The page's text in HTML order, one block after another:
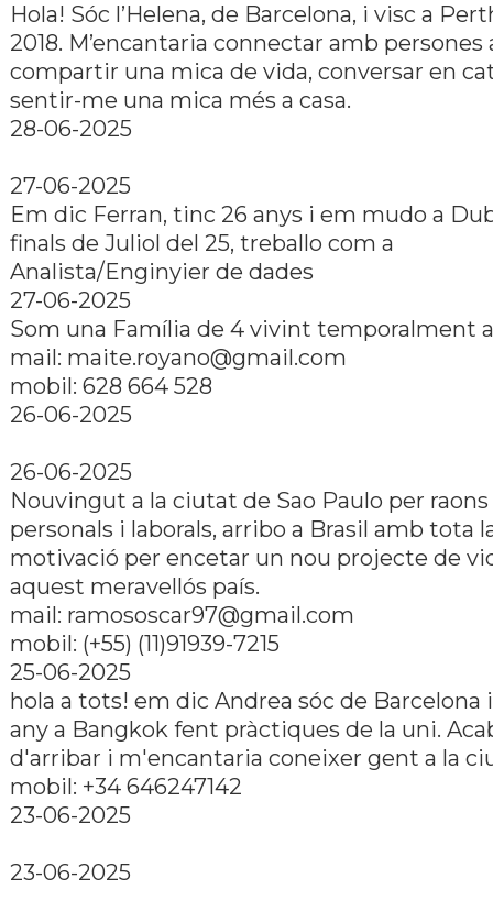
Hola! Sóc l’Helena, de Barcelona, i visc a
2018. M’encantaria connectar amb
compartir una mica de vida, conversar en
sentir-me una mica més a casa.
28-06-2025
27-06-2025
Em dic Ferran, tinc 26 anys i em mudo a
finals de Juliol del 25, treballo com a
Analista/Enginyier de dades
27-06-2025
Som una Família de 4 vivint temporalment
mail: maite.royano@gmail.com
mobil: 628 664 528
26-06-2025
26-06-2025
Nouvingut a la ciutat de Sao Paulo per raons
personals i laborals, arribo a Brasil amb tota
motivació per encetar un nou projecte de
aquest meravellós país.
mail: ramososcar97@gmail.com
mobil: (+55) (11)91939-7215
25-06-2025
hola a tots! em dic Andrea sóc de Barcelona
any a Bangkok fent pràctiques de la uni.
d'arribar i m'encantaria coneixer gent a la
mobil: +34 646247142
23-06-2025
23-06-2025